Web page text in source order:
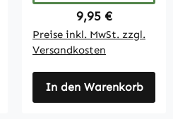
Regulärer Preis:
9,95 €
Preise inkl. MwSt. zzgl.
Versandkosten
In den Warenkorb